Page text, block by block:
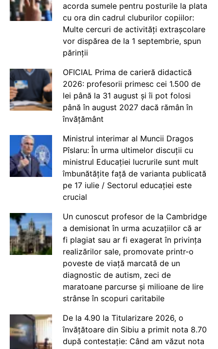
acorda sumele pentru posturile la plata
cu ora din cadrul cluburilor copiilor:
Multe cercuri de activități extrașcolare
vor dispărea de la 1 septembrie, spun
părinții
OFICIAL Prima de carieră didactică
2026: profesorii primesc cei 1.500 de
lei până la 31 august și îi pot folosi
până în august 2027 dacă rămân în
învățământ
Ministrul interimar al Muncii Dragos
Pîslaru: În urma ultimelor discuții cu
ministrul Educației lucrurile sunt mult
îmbunătățite față de varianta publicată
pe 17 iulie / Sectorul educației este
crucial
Un cunoscut profesor de la Cambridge
a demisionat în urma acuzațiilor că ar
fi plagiat sau ar fi exagerat în privința
realizărilor sale, promovate printr-o
poveste de viață marcată de un
diagnostic de autism, zeci de
maratoane parcurse și milioane de lire
strânse în scopuri caritabile
De la 4.90 la Titularizare 2026, o
învățătoare din Sibiu a primit nota 8.70
după contestație: Când am văzut nota